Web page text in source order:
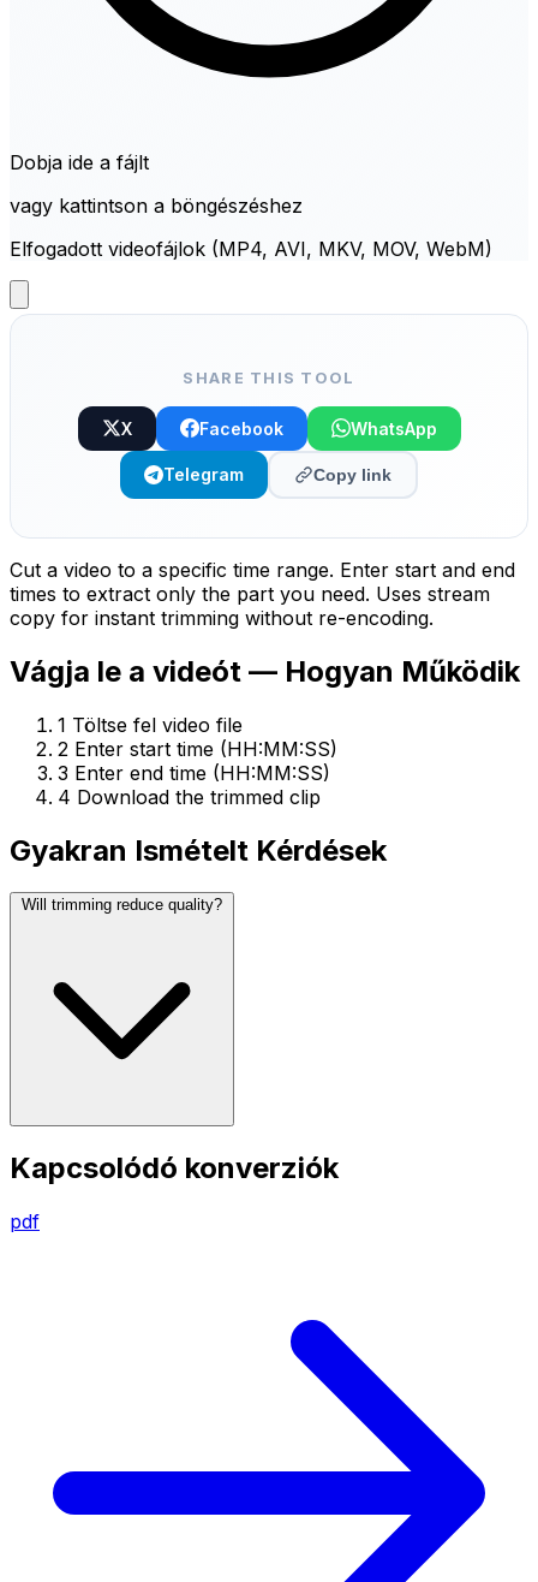
Dobja ide a fájlt
vagy kattintson a böngészéshez
Elfogadott videofájlok (MP4, AVI, MKV, MOV, WebM)
SHARE THIS TOOL
X Facebook WhatsApp
Telegram Copy link
Cut a video to a specific time range. Enter start and end
times to extract only the part you need. Uses stream
copy for instant trimming without re-encoding.
Vágja le a videót — Hogyan Működik
1 Töltse fel video file
2 Enter start time (HH:MM:SS)
3 Enter end time (HH:MM:SS)
4 Download the trimmed clip
Gyakran Ismételt Kérdések
Will trimming reduce quality?
Kapcsolódó konverziók
pdf